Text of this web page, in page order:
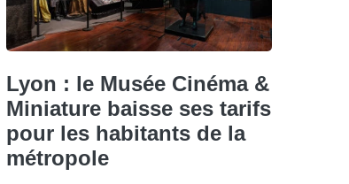
Lyon : le Musée Cinéma &
Miniature baisse ses tarifs
pour les habitants de la
métropole